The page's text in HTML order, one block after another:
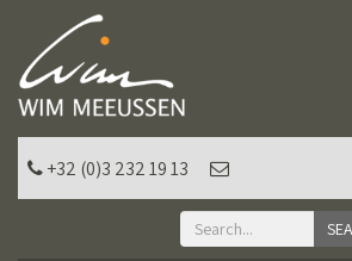
+32 (0)3 232 19 13